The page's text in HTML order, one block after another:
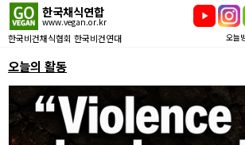
한국채식연합
www.vegan.or.kr
한국비건채식협회 한국비건연대 오늘
오늘의 활동